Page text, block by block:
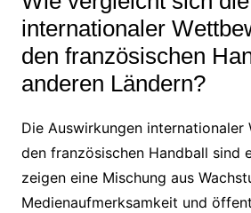
internationaler
den französischen
anderen Ländern?
Die Auswirkungen internationaler
den französischen Handball sind
zeigen eine Mischung aus
Medienaufmerksamkeit und